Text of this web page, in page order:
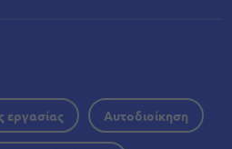
εργασίας Αυτοδιοίκηση